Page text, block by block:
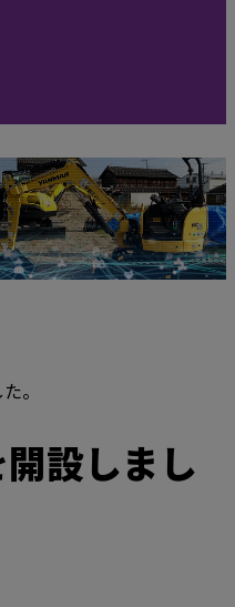
。
設しまし